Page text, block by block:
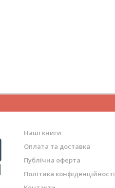
Наші книги
Оплата та доставка
Публічна оферта
Політика конфіденційності